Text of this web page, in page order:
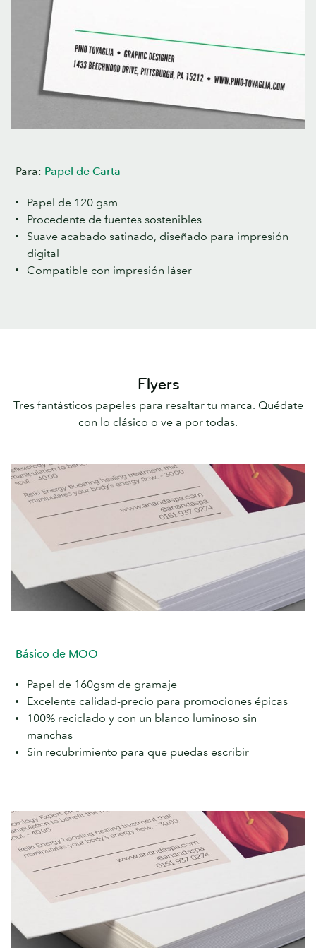
Para: Papel de Carta
Papel de 120 gsm
Procedente de fuentes sostenibles
Suave acabado satinado, diseñado para impresión
digital
Compatible con impresión láser
Flyers
Tres fantásticos papeles para resaltar tu marca. Quédate
con lo clásico o ve a por todas.
Básico de MOO
Papel de 160gsm de gramaje
Excelente calidad-precio para promociones épicas
100% reciclado y con un blanco luminoso sin
manchas
Sin recubrimiento para que puedas escribir